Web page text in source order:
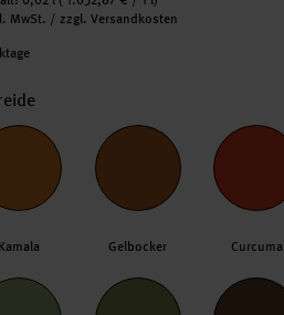
MwSt. / zzgl. Versandkosten
Kamala Gelbocker Curcuma